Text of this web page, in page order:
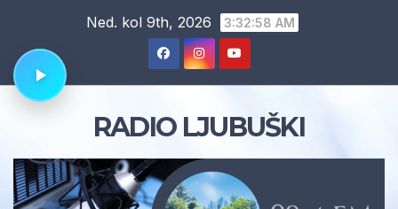
content
Ned. kol 9th, 2026 3:32:59 AM
RADIO LJUBUŠKI